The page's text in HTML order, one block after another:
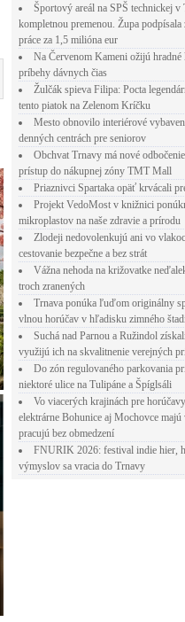
Športový areál na SPŠ technickej v
kompletnou premenou. Župa podpísala
práce za 1,5 milióna eur
Na Červenom Kameni ožijú hradné
príbehy dávnych čias
Žulčák spieva Filipa: Pocta
tento piatok na Zelenom Kríčku
Mesto obnovilo interiérové
denných centrách pre seniorov
Obchvat Trnavy má nové
prístup do nákupnej zóny TMT Mall
Priaznivci Spartaka opäť krvácali
Projekt VedoMost v knižnici
mikroplastov na naše zdravie a prírodu
Zlodeji nedovolenkujú ani vo
cestovanie bezpečne a bez strát
Vážna nehoda na križovatke
troch zranených
Trnava ponúka ľuďom originálny
vlnou horúčav v hľadisku zimného
Suchá nad Parnou a Ružindol
využijú ich na skvalitnenie verejných
Do zón regulovaného parkovania
niektoré ulice na Tulipáne a Špíglsáli
Vo viacerých krajinách pre
elektrárne Bohunice aj Mochovce majú
pracujú bez obmedzení
FNURIK 2026: festival indie hier,
výmyslov sa vracia do Trnavy